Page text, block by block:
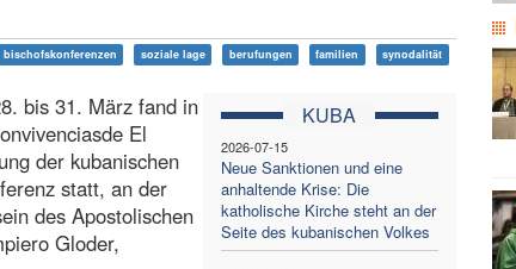
bischofskonferenzen soziale lage berufungen familien synodalität
KUBA
2026-07-15
Neue Sanktionen und eine
anhaltende Krise: Die
katholische Kirche steht an der
Seite des kubanischen Volkes
bis 31. März fand in
El
der kubanischen
statt, an der
des Apostolischen
Gloder,